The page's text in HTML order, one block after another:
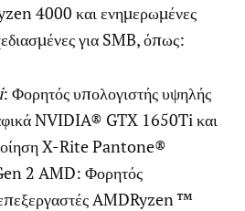
4000 και ενημερωμένες
για SMB, όπως:
: Φορητός υπολογιστής υψηλής
NVIDIA® GTX 1650Ti και
X-Rite Pantone®
2 AMD: Φορητός
AMDRyzen ™